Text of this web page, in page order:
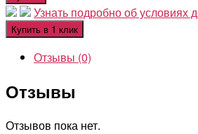
Узнать подробно об условиях
Купить в 1 клик
Отзывы (0)
Отзывы
Отзывов пока нет.